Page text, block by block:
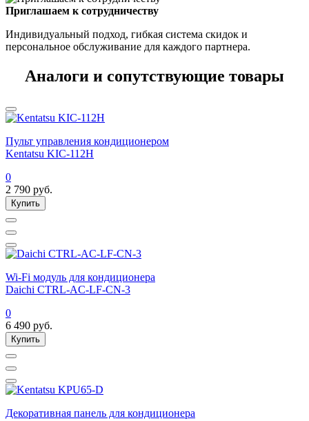
Приглашаем к сотрудничеству
Индивидуальный подход, гибкая система скидок и
персональное обслуживание для каждого партнера.
Аналоги и сопутствующие товары
Пульт управления кондиционером
Kentatsu KIC-112H
0
2 790 руб.
Купить
Wi-Fi модуль для кондиционера
Daichi CTRL-AC-LF-CN-3
0
6 490 руб.
Купить
Декоративная панель для кондиционера